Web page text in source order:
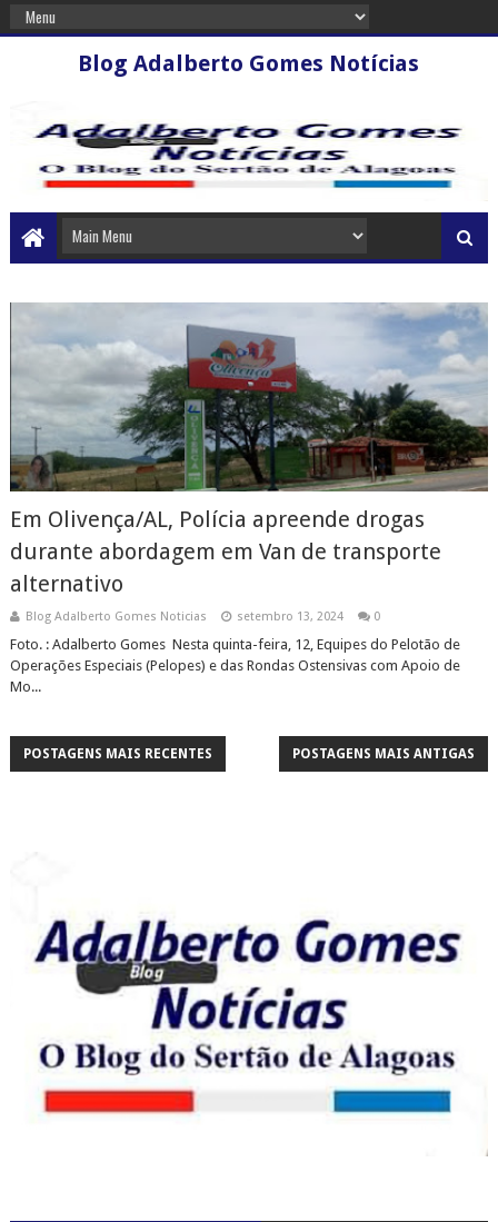
Blog Adalberto Gomes Notícias
Em Olivença/AL, Polícia apreende drogas
durante abordagem em Van de transporte
alternativo
Blog Adalberto Gomes Noticias setembro 13, 2024 0
Foto. : Adalberto Gomes Nesta quinta-feira, 12, Equipes do Pelotão de
Operações Especiais (Pelopes) e das Rondas Ostensivas com Apoio de
Mo...
POSTAGENS MAIS RECENTES POSTAGENS MAIS ANTIGAS